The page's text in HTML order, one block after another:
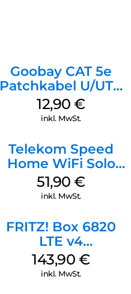
Goobay CAT 5e
Patchkabel U/UTP
Grau
12,90€
inkl. MwSt.
Telekom Speed
Home WiFi Solo
refurbished Weiß
51,90€
inkl. MwSt.
FRITZ! Box 6820
LTE v4
(Tarifvermarktung)
Weiß
143,90€
inkl. MwSt.